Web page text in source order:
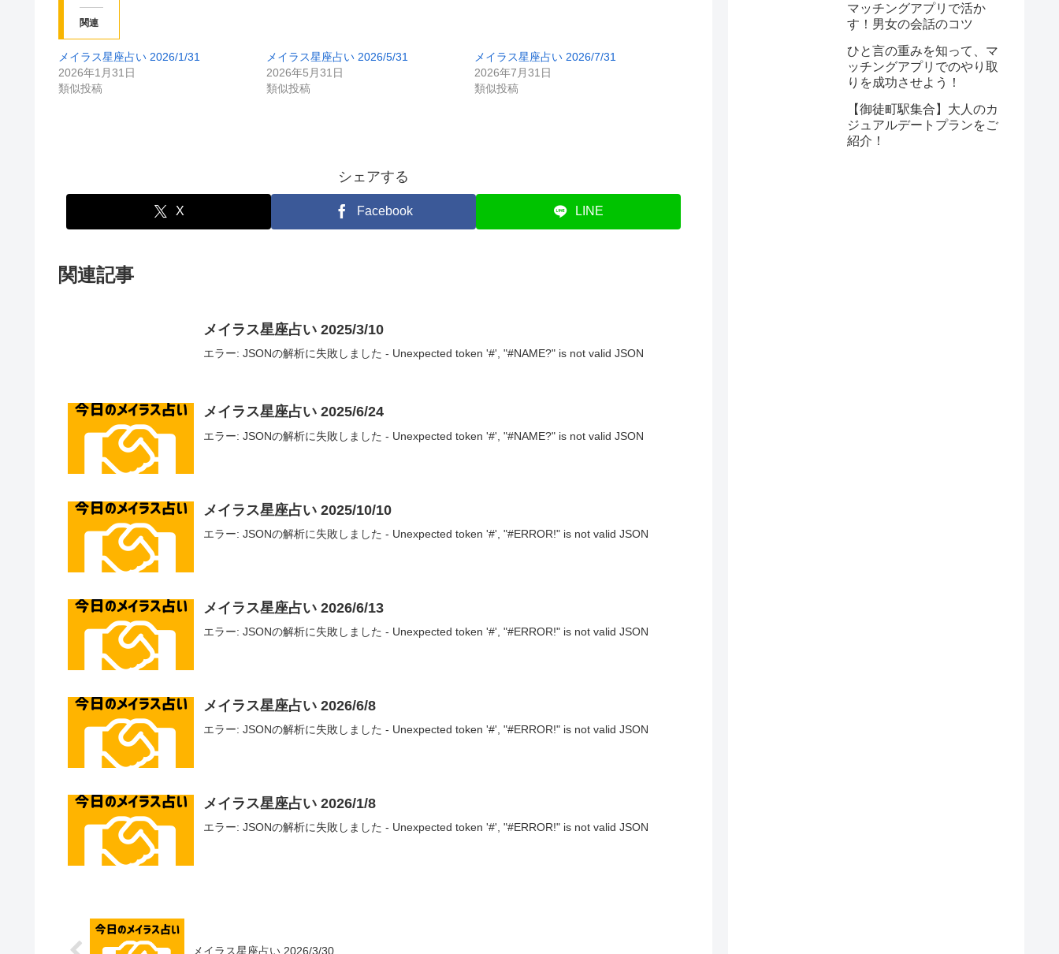
関連
メイラス星座占い 2026/1/31
2026年1月31日
類似投稿
メイラス星座占い 2026/5/31
2026年5月31日
類似投稿
メイラス星座占い 2026/7/31
2026年7月31日
類似投稿
シェアする
X Facebook LINE
関連記事
メイラス星座占い 2025/3/10
エラー: JSONの解析に失敗しました - Unexpected token '#', "#NAME?" is not valid JSON
メイラス星座占い 2025/6/24
エラー: JSONの解析に失敗しました - Unexpected token '#', "#NAME?" is not valid JSON
メイラス星座占い 2025/10/10
エラー: JSONの解析に失敗しました - Unexpected token '#', "#ERROR!" is not valid JSON
メイラス星座占い 2026/6/13
エラー: JSONの解析に失敗しました - Unexpected token '#', "#ERROR!" is not valid JSON
メイラス星座占い 2026/6/8
エラー: JSONの解析に失敗しました - Unexpected token '#', "#ERROR!" is not valid JSON
メイラス星座占い 2026/1/8
エラー: JSONの解析に失敗しました - Unexpected token '#', "#ERROR!" is not valid JSON
メイラス星座占い 2026/3/30
マッチングアプリで活か
す！男女の会話のコツ
ひと言の重みを知って、マ
ッチングアプリでのやり取
りを成功させよう！
【御徒町駅集合】大人のカ
ジュアルデートプランをご
紹介！